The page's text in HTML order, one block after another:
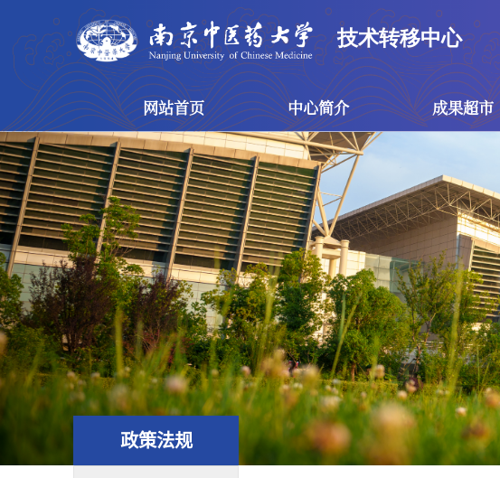
技术转移中心
网站首页 中心简介 成果超市
网站首页 中心简介
技术转移中心
概念验证中心
成果超市
技术成果
专利成果
政策法规